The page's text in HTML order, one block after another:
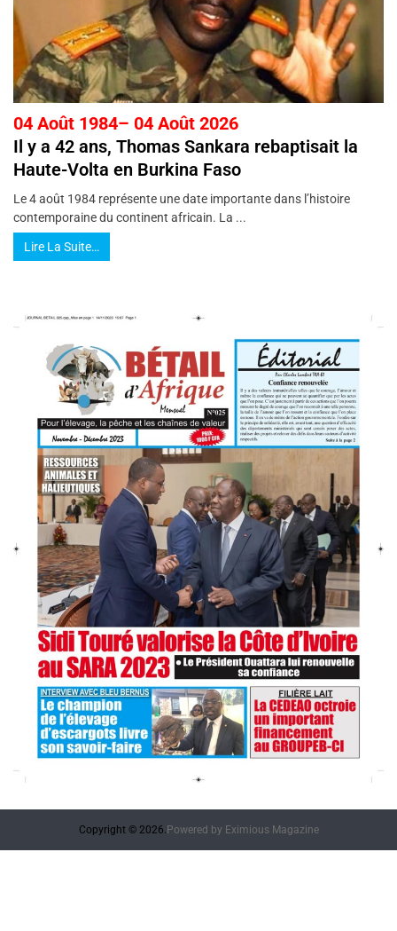
04 Août 1984– 04 Août 2026
Il y a 42 ans, Thomas Sankara rebaptisait la
Haute-Volta en Burkina Faso
Le 4 août 1984 représente une date importante dans l’histoire
contemporaine du continent africain. La ...
Lire La Suite…
Copyright © 2026. Powered by Eximious Magazine